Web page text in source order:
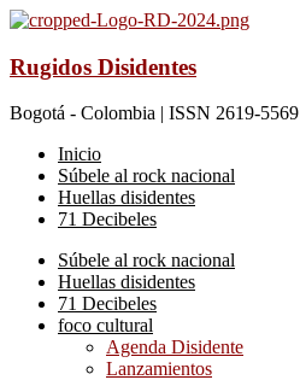
Rugidos Disidentes
Bogotá - Colombia | ISSN 2619-5569
Inicio
Súbele al rock nacional
Huellas disidentes
71 Decibeles
Súbele al rock nacional
Huellas disidentes
71 Decibeles
foco cultural
Agenda Disidente
Lanzamientos